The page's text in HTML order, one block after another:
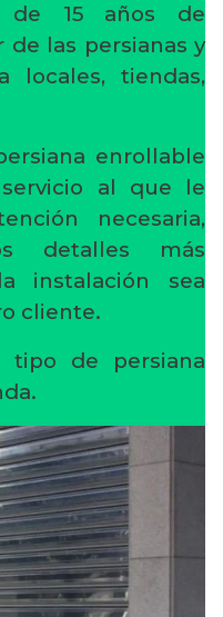
de 15 años de
las persianas y
locales, tiendas,
enrollable
al que le
necesaria,
detalles más
instalación sea
cliente.
tipo de persiana